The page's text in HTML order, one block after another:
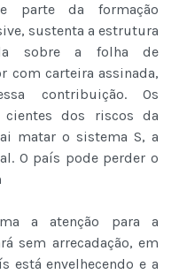
parte da formação
sustenta a estrutura
sobre a folha de
com carteira assinada,
contribuição. Os
dos riscos da
matar o sistema S, a
O país pode perder o
a atenção para a
sem arrecadação, em
está envelhecendo e a